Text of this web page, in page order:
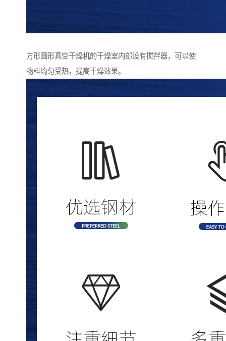
方形圆形真空干燥机的干燥室内部设有搅拌器，可以使
物料均匀受热，提高干燥效果。